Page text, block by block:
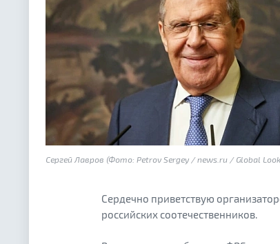
Сергей Лавров (Фото: Petrov Sergey / news.ru / Global
Сердечно приветствую
российских соотечественников.